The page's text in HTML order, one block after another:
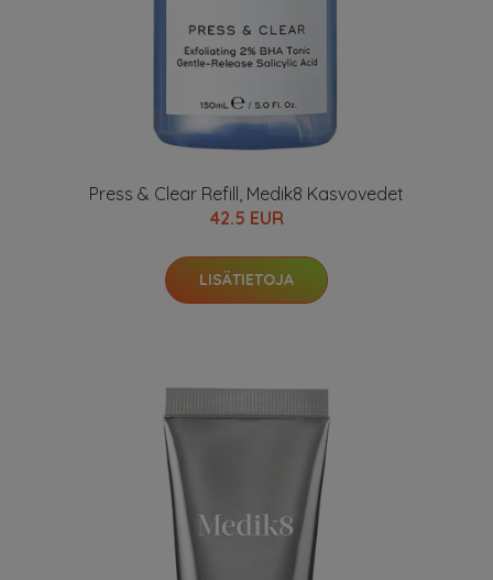
Press & Clear Refill, Medik8 Kasvovedet
42.5 EUR
LISÄTIETOJA